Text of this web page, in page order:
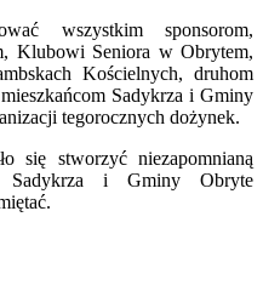
wszystkim sponsorom,
Klubowi Seniora w Obrytem,
Kościelnych, druhom
Sadykrza i Gminy
tegorocznych dożynek.
się stworzyć niezapomnianą
Sadykrza i Gminy Obryte